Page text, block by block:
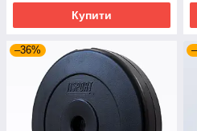
Купити
–36%